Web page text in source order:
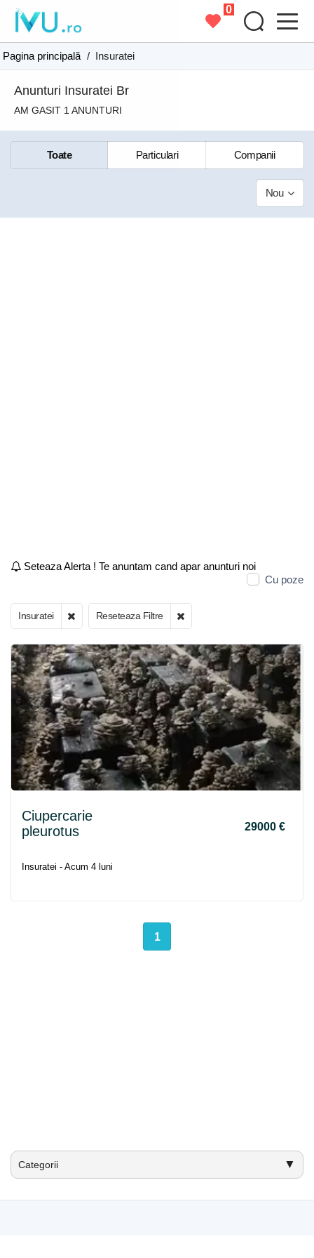
0
Pagina principală / Insuratei
Anunturi Insuratei Br
AM GASIT 1 ANUNTURI
Toate Particulari Companii
Nou
Seteaza Alerta ! Te anuntam cand apar anunturi noi
Cu poze
Insuratei Reseteaza Filtre
Ciupercarie
pleurotus
29000 €
Insuratei - Acum 4 luni
1
Categorii ▼